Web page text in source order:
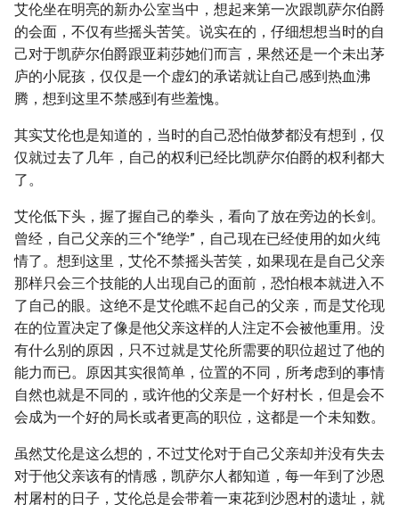
艾伦坐在明亮的新办公室当中，想起来第一次跟凯萨尔伯爵
的会面，不仅有些摇头苦笑。说实在的，仔细想想当时的自
己对于凯萨尔伯爵跟亚莉莎她们而言，果然还是一个未出茅
庐的小屁孩，仅仅是一个虚幻的承诺就让自己感到热血沸
腾，想到这里不禁感到有些羞愧。
其实艾伦也是知道的，当时的自己恐怕做梦都没有想到，仅
仅就过去了几年，自己的权利已经比凯萨尔伯爵的权利都大
了。
艾伦低下头，握了握自己的拳头，看向了放在旁边的长剑。
曾经，自己父亲的三个“绝学”，自己现在已经使用的如火纯
情了。想到这里，艾伦不禁摇头苦笑，如果现在是自己父亲
那样只会三个技能的人出现自己的面前，恐怕根本就进入不
了自己的眼。这绝不是艾伦瞧不起自己的父亲，而是艾伦现
在的位置决定了像是他父亲这样的人注定不会被他重用。没
有什么别的原因，只不过就是艾伦所需要的职位超过了他的
能力而已。原因其实很简单，位置的不同，所考虑到的事情
自然也就是不同的，或许他的父亲是一个好村长，但是会不
会成为一个好的局长或者更高的职位，这都是一个未知数。
虽然艾伦是这么想的，不过艾伦对于自己父亲却并没有失去
对于他父亲该有的情感，凯萨尔人都知道，每一年到了沙恩
村屠村的日子，艾伦总是会带着一束花到沙恩村的遗址，就